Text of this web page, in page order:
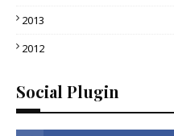
2013
2012
Social Plugin